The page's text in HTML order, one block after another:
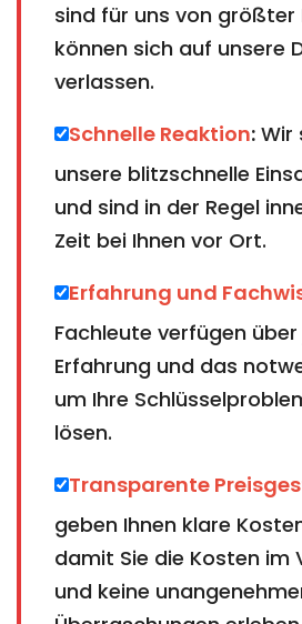
sind für uns von größter
können sich auf unsere
verlassen.
Schnelle Reaktion: Wir
unsere blitzschnelle
und sind in der Regel
Zeit bei Ihnen vor Ort.
Erfahrung und
Fachleute verfügen
Erfahrung und das
um Ihre
lösen.
Transparente
geben Ihnen klare
damit Sie die Kosten im
und keine